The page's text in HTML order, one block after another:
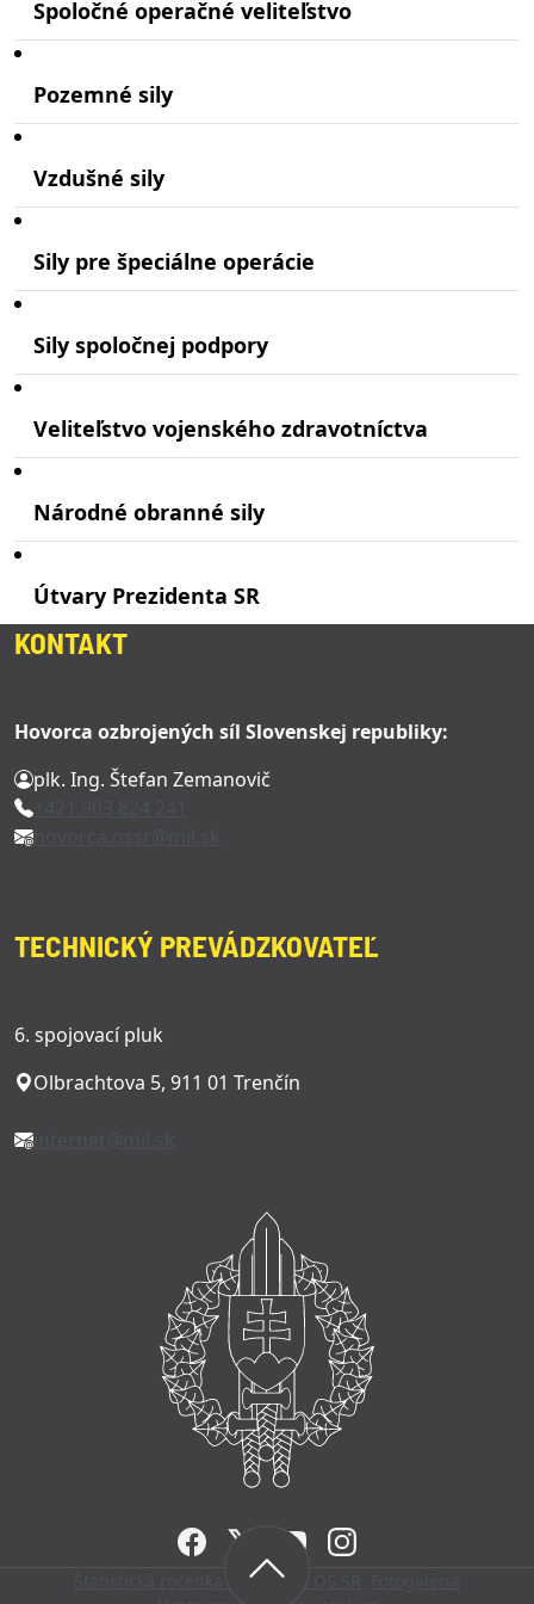
Spoločné operačné veliteľstvo
Pozemné sily
Vzdušné sily
Sily pre špeciálne operácie
Sily spoločnej podpory
Veliteľstvo vojenského zdravotníctva
Národné obranné sily
Útvary Prezidenta SR
KONTAKT
Hovorca ozbrojených síl Slovenskej republiky:
plk. Ing. Štefan Zemanovič
TECHNICKÝ PREVÁDZKOVATEĽ
6. spojovací pluk
Olbrachtova 5, 911 01 Trenčín
FACEBOOKTWITTERYOUTUBEINSTAGRAM
Štatistická ročenka personálu OS SR